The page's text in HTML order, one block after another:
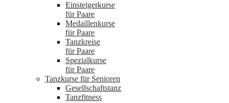
Einsteigerkurse
für Paare
Medaillenkurse
für Paare
Tanzkreise
für Paare
Spezialkurse
für Paare
Tanzkurse für Senioren
Gesellschaftstanz
Tanzfitness